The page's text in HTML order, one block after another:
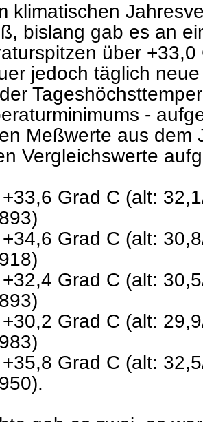
klimatischen
bislang gab es an
über
jedoch täglich
-
Meßwerte aus dem
Vergleichswerte
Grad C (alt:
Grad C (alt:
Grad C (alt:
Grad C (alt:
Grad C (alt: